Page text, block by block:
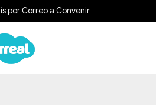
por Correo a Convenir